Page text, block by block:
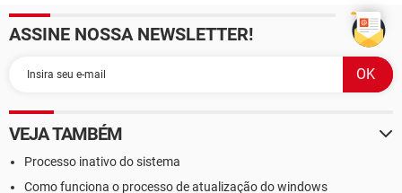
ASSINE NOSSA NEWSLETTER!
VEJA TAMBÉM
Processo inativo do sistema
Como funciona o processo de atualização do windows